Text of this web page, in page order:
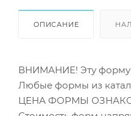
ОПИСАНИЕ
ВНИМАНИЕ! Эту форму
Любые формы из
ЦЕНА ФОРМЫ